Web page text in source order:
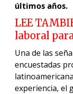
últimos años.
LEE
laboral
Una de las
encuestadas
experiencia, el